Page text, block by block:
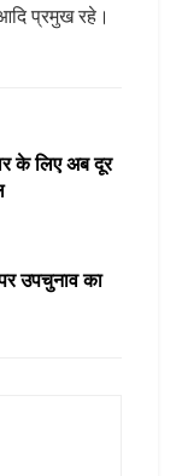
प्रमुख रहे।
के लिए अब दूर
उपचुनाव का